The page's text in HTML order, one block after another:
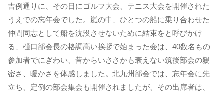
吉例通りに、その日にゴルフ大会、テニス大会を開催された
うえでの忘年会でした。嵐の中、ひとつの船に乗り合わせた
仲間同志として船を沈没させないために結束をと呼びかけ
る、樋口部会長の格調高い挨拶で始まった会は、40数名もの
参加者でにぎわい、昔からいささかも衰えない筑後部会の親
密さ、暖かさを体感しました。北九州部会では、忘年会に先
立ち、定例の部会集会も開催されましたが、その出席者は、